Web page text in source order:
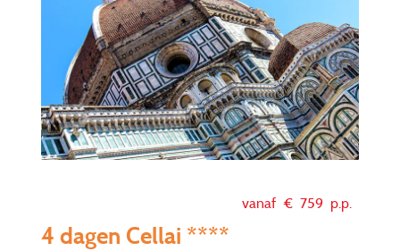
vanaf € 759 p.p.
4 dagen Cellai ****